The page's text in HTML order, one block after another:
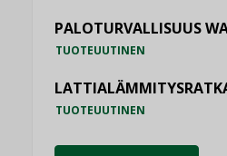
PALOTURVALLISUUS
TUOTEUUTINEN
TUOTEUUTINEN